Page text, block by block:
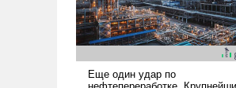
перед Китаем.